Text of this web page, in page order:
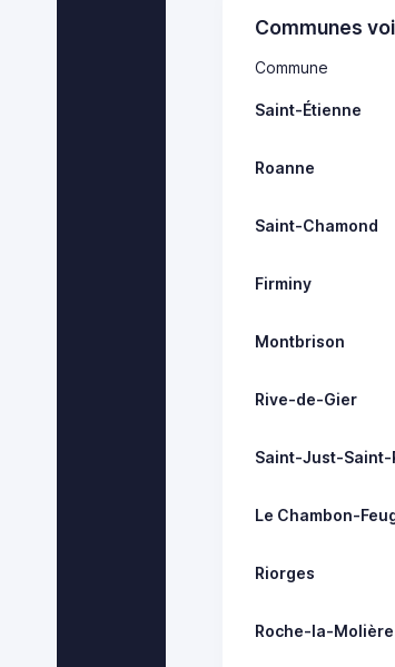
Communes
Commune
Saint-Étienne
Roanne
Saint-Chamond
Firminy
Montbrison
Rive-de-Gier
Saint-Just-Saint-
Le Chambon-
Riorges
Roche-la-Molière